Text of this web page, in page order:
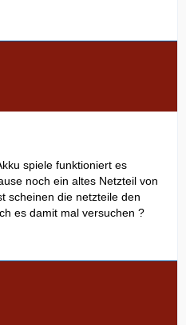
spiele funktioniert es
noch ein altes Netzteil von
scheinen die netzteile den
es damit mal versuchen ?